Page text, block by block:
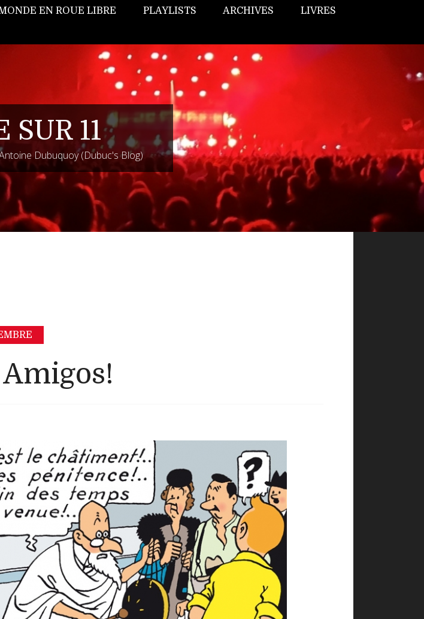
EN ROUE LIBRE PLAYLISTS ARCHIVES LIVRES
SUR 11
Dubuquoy (Dubuc's Blog)